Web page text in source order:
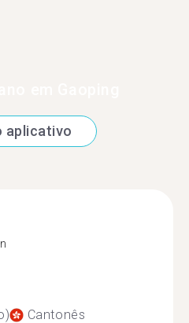
aplicativo
Cantonês